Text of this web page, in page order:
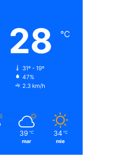
28 ℃
31º - 19º
47%
2.3 km/h
39 ℃
mar
34 ℃
mie